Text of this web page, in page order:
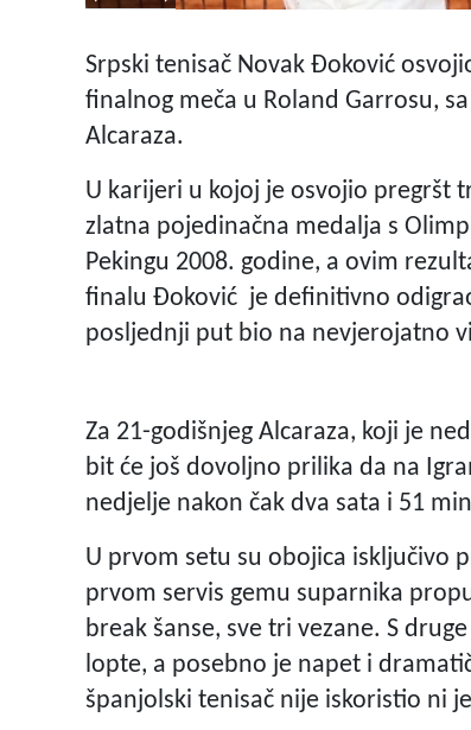
Srpski tenisač Novak Đoković
finalnog meča u Roland Garrosu,
Alcaraza.
U karijeri u kojoj je osvojio pregršt
zlatna pojedinačna medalja s
Pekingu 2008. godine, a ovim
finalu Đoković je definitivno
posljednji put bio na nevjerojatno
Za 21-godišnjeg Alcaraza, koji je
bit će još dovoljno prilika da na
nedjelje nakon čak dva sata i 51
U prvom setu su obojica isključivo
prvom servis gemu suparnika
break šanse, sve tri vezane. S
lopte, a posebno je napet i
španjolski tenisač nije iskoristio ni